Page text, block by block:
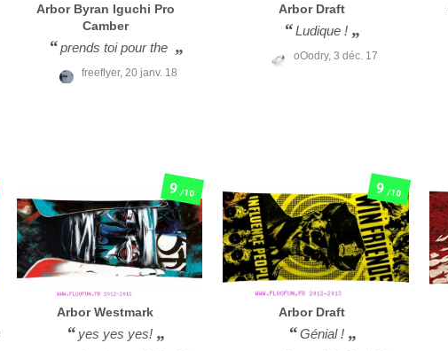
Arbor Byran Iguchi Pro
Camber
prends toi pour the
freeflyer, 20 janv. 18
Arbor Draft
Ludique !
oOodry,3 déc. 17
Arbor Westmark
yes yes yes!
9/10
Arbor Draft
Génial !
9/10